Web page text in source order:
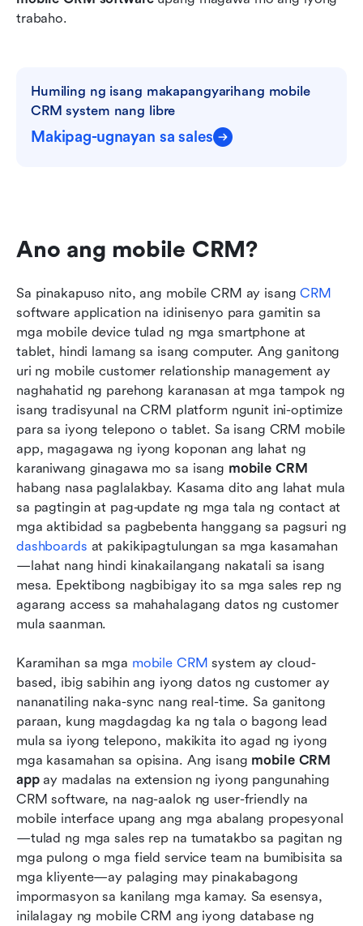
trabaho.
Humiling ng isang makapangyarihang mobile
CRM system nang libre
Makipag-ugnayan sa sales
Ano ang mobile CRM?
Sa pinakapuso nito, ang mobile CRM ay isang CRM
software application na idinisenyo para gamitin sa
mga mobile device tulad ng mga smartphone at
tablet, hindi lamang sa isang computer. Ang ganitong
uri ng mobile customer relationship management ay
naghahatid ng parehong karanasan at mga tampok ng
isang tradisyunal na CRM platform ngunit ini-optimize
para sa iyong telepono o tablet. Sa isang CRM mobile
app, magagawa ng iyong koponan ang lahat ng
karaniwang ginagawa mo sa isang mobile CRM
habang nasa paglalakbay. Kasama dito ang lahat mula
sa pagtingin at pag-update ng mga tala ng contact at
dashboards at pakikipagtulungan sa mga kasamahan
—lahat nang hindi kinakailangang nakatali sa isang
mesa. Epektibong nagbibigay ito sa mga sales rep ng
agarang access sa mahahalagang datos ng customer
mula saanman.
Karamihan sa mga mobile CRM system ay cloud-
based, ibig sabihin ang iyong datos ng customer ay
nananatiling naka-sync nang real-time. Sa ganitong
paraan, kung magdagdag ka ng tala o bagong lead
mula sa iyong telepono, makikita ito agad ng iyong
mga kasamahan sa opisina. Ang isang mobile CRM
app ay madalas na extension ng iyong pangunahing
CRM software, na nag-aalok ng user-friendly na
mobile interface upang ang mga abalang propesyonal
—tulad ng mga sales rep na tumatakbo sa pagitan ng
mga pulong o mga field service team na bumibisita sa
mga kliyente—ay palaging may pinakabagong
impormasyon sa kanilang mga kamay. Sa esensya,
inilalagay ng mobile CRM ang iyong database ng